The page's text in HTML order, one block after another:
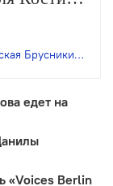
пьесе
Брусникина
едет на
«Voices Berlin